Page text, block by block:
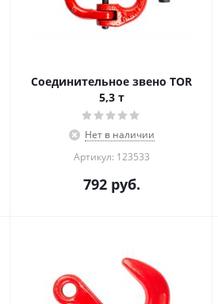
Соединительное звено TOR
5,3 т
Нет в наличии
Артикул: 123533
792руб.